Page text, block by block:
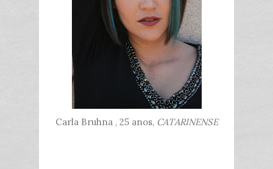
Carla Bruhna , 25 anos, CATARINENSE